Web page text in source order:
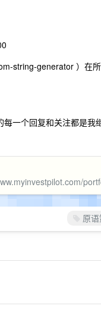
string-generator ）在
一个回复和关注都是我
原